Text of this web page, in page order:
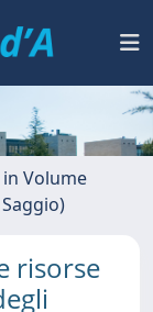
Volume
risorse